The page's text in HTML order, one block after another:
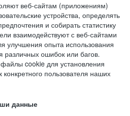
веб-сайтам (приложениям)
устройства, определять
и собирать статистику
взаимодействуют с веб-сайтами
улучшения опыта использования
различных ошибок или багов.
cookie для установления
конкретного пользователя наших
данные